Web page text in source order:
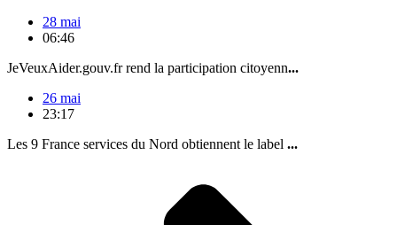
28 mai
06:46
JeVeuxAider.gouv.fr rend la participation citoyenn...
26 mai
23:17
Les 9 France services du Nord obtiennent le label ...